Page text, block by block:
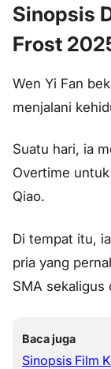
Sinopsis
Frost
Wen Yi Fan
menjalani
Suatu hari, ia
Overtime
Qiao.
Di tempat itu,
pria yang
SMA sekaligus
Baca juga
Sinopsis Film